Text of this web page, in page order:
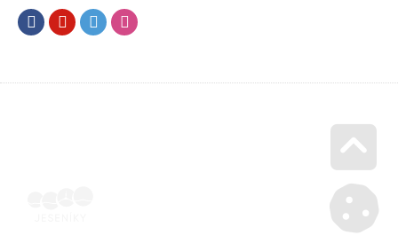
FacebookYoutubeTwitter
Go